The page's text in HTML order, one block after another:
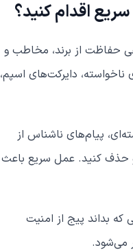
اقدام کنید؟
حفاظت از برند، مخاطب و
دایرکت‌های اسپم،
پیام‌های ناشناس از
حذف کنید. عمل سریع باعث
بداند پیج از امنیت
می‌شود.